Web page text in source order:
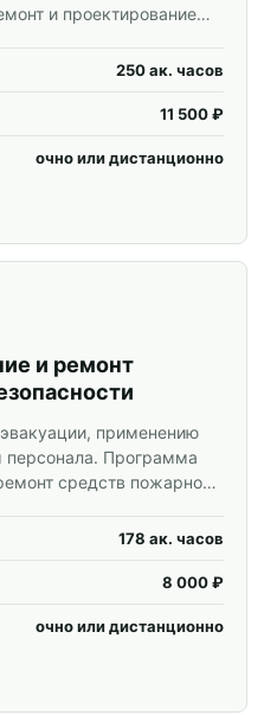
и проектирование
250 ак. часов
11 500 ₽
очно или дистанционно
и ремонт
применению
персонала. Программа
средств пожарной
178 ак. часов
8 000 ₽
очно или дистанционно